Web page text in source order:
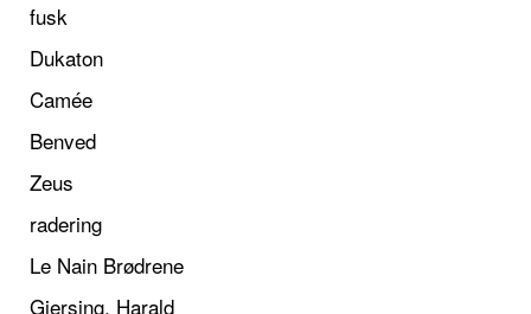
fusk
Dukaton
Camée
Benved
Zeus
radering
Le Nain Brødrene
Giersing, Harald